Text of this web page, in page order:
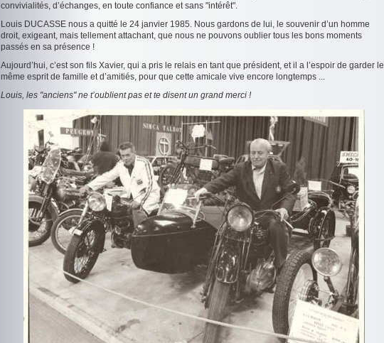
convivialités, d’échanges, en toute confiance et sans "intérêt".
Louis DUCASSE nous a quitté le 24 janvier 1985. Nous gardons de lui, le souvenir d’un homme
droit, exigeant, mais tellement attachant, que nous ne pouvons oublier tous les bons moments
passés en sa présence !
Aujourd’hui, c’est son fils Xavier, qui a pris le relais en tant que président, et il a l’espoir de garder le
même esprit de famille et d’amitiés, pour que cette amicale vive encore longtemps ...
Louis, les "anciens" ne t’oublient pas et te disent un grand merci !